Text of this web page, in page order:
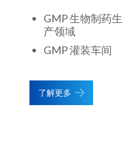
GMP 生物制药生
产领域
GMP 灌装车间
了解更多